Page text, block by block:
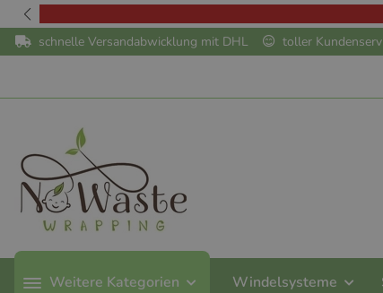
schnelle Versandabwicklung mit DHL
toller
Weitere Kategorien Windelsysteme